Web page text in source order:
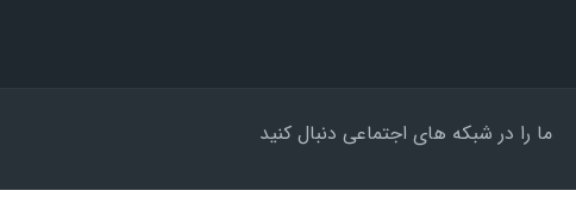
ما را در شبکه های اجتماعی دنبال کنید